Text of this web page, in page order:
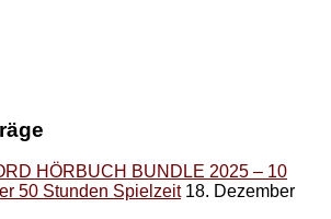
HÖRBUCH BUNDLE 2025 – 10
50 Stunden Spielzeit 18. Dezember